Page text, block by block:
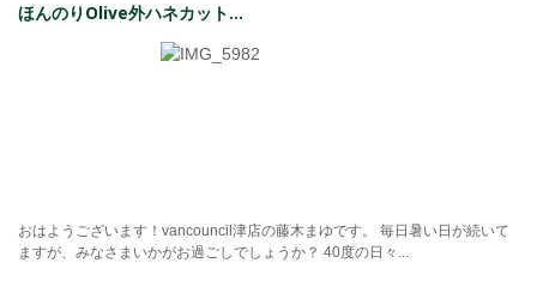
ほんのりOlive外ハネカット...
おはようございます！vancouncil津店の藤木まゆです。 毎日暑い日が続いて
ますが、みなさまいかがお過ごしでしょうか？ 40度の日々...